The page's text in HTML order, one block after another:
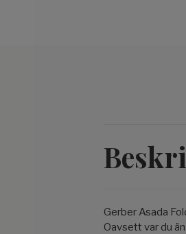
Gerber Asada
Oavsett var du